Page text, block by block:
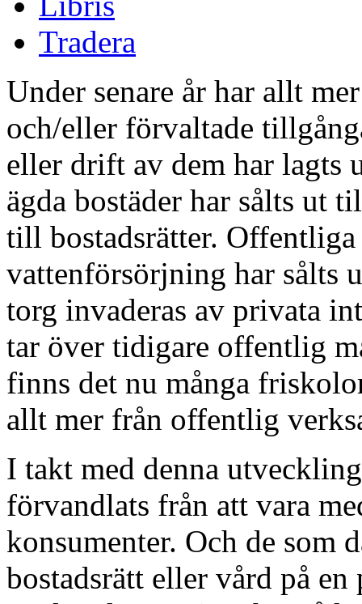
Tradera
Under senare år har allt
och/eller förvaltade
eller drift av dem har lagts
ägda bostäder har sålts ut
till bostadsrätter.
vattenförsörjning har sålts
torg invaderas av privata
tar över tidigare offentlig
finns det nu många
allt mer från offentlig
I takt med denna
förvandlats från att vara
konsumenter. Och de som
bostadsrätt eller vård på